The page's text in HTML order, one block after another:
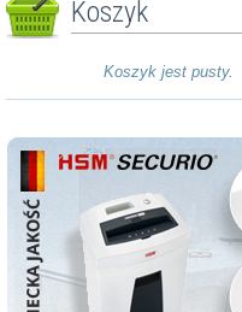
Koszyk
Koszyk jest pusty.